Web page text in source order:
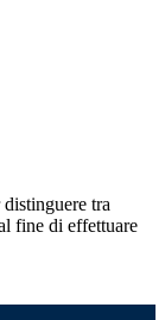
tra
fine di effettuare